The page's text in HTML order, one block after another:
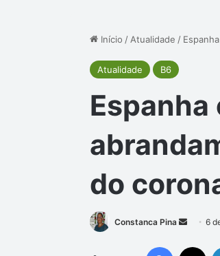
Início / Atualidade /
Atualidade B6
do
Constanca Pina
Mande
6
Facebook